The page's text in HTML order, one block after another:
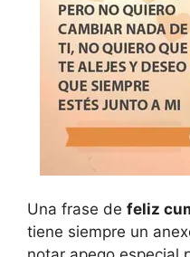
Una frase de feliz
tiene siempre un